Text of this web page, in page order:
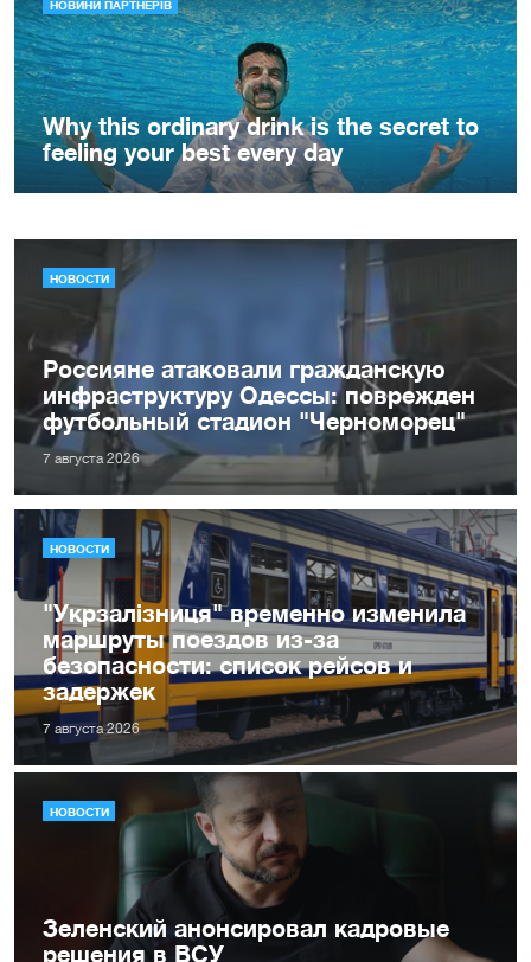
НОВОСТИ
Россияне атаковали гражданскую
инфраструктуру Одессы: поврежден
футбольный стадион "Черноморец"
7 августа 2026
НОВОСТИ
"Укрзалізниця" временно изменила
маршруты поездов из-за
безопасности: список рейсов и
задержек
7 августа 2026
НОВОСТИ
Зеленский анонсировал кадровые
решения в ВСУ